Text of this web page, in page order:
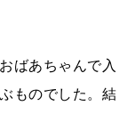
ばあちゃんで入
ものでした。結